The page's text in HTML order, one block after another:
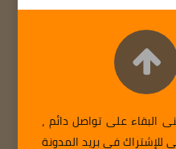
البقاء على تواصل دائم ،
للإشتراك في بريد المدونة